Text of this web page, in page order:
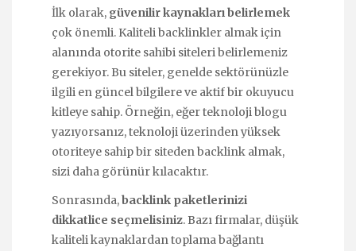
İlk olarak, güvenilir kaynakları belirlemek
çok önemli. Kaliteli backlinkler almak için
alanında otorite sahibi siteleri belirlemeniz
gerekiyor. Bu siteler, genelde sektörünüzle
ilgili en güncel bilgilere ve aktif bir okuyucu
kitleye sahip. Örneğin, eğer teknoloji blogu
yazıyorsanız, teknoloji üzerinden yüksek
otoriteye sahip bir siteden backlink almak,
sizi daha görünür kılacaktır.
Sonrasında,backlink paketlerinizi
dikkatlice seçmelisiniz. Bazı firmalar, düşük
kaliteli kaynaklardan toplama bağlantı